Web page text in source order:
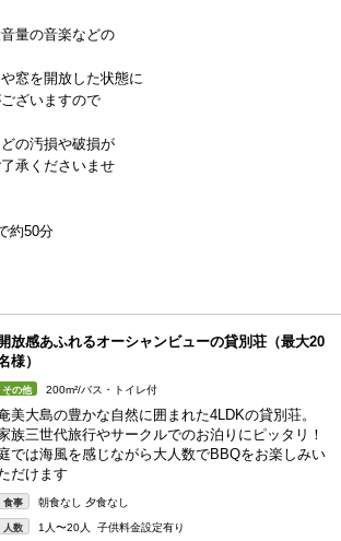
量の音楽などの
窓を開放した状態に
ざいますので
の汚損や破損が
承くださいませ
約50分
開放感あふれるオーシャンビューの貸別荘（最大20
様）
その他 200m²/バス・トイレ付
美大島の豊かな自然に囲まれた4LDKの貸別荘。
族三世代旅行やサークルでのお泊りにピッタリ！
では海風を感じながら大人数でBBQをお楽しみい
だけます
食事 朝食なし 夕食なし
人数 1人〜20人 子供料金設定有り